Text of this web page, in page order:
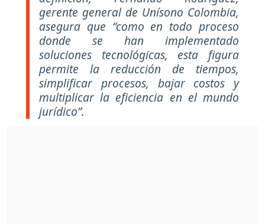
gerente general de Unísono Colombia,
asegura que “como en todo proceso
donde se han implementado
soluciones tecnológicas, esta figura
permite la reducción de tiempos,
simplificar procesos, bajar costos y
multiplicar la eficiencia en el mundo
jurídico”.